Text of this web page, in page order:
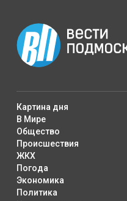
Картина дня
В Мире
Общество
Происшествия
ЖКХ
Погода
Экономика
Политика